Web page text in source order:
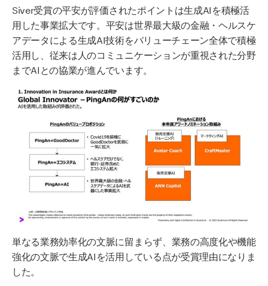
Siver受賞の平安が評価されたポイントは生成AIを積極活
用した事業拡大です。平安は世界最大級の金融・ヘルスケ
アデータによる生成AI技術をバリューチェーン全体で積極
活用し、従来は人のコミュニケーションが重視された分野
までAIとの協業が進んでいます。
単なる業務効率化の文脈に留まらず、業務の高度化や機能
強化の文脈で生成AIを活用している点が受賞理由になりま
した。